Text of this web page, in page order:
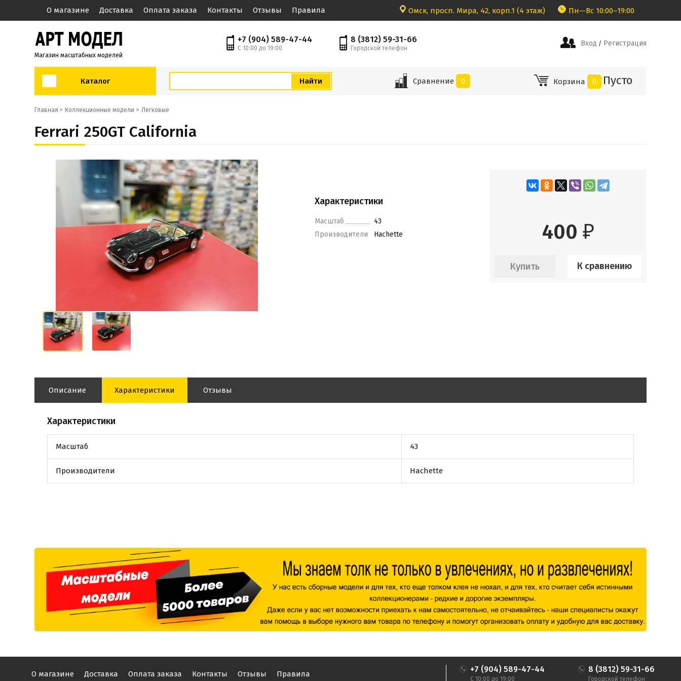
О магазине Доставка Оплата заказа Контакты Отзывы Правила Омск, просп. Мира, 42, корп.1 (4 этаж) Пн—Вс 10:00–19:00
Магазин масштабных моделей
+7 (904) 589-47-44
С 10:00 до 19:00
8 (3812) 59-31-66
Городской телефон
Вход / Регистрация
Каталог Сравнение 0 Корзина 0 Пусто
Главная > Коллекционные модели Легковые
Ferrari 250GT California
Характеристики
Масштаб
43
Производители
Hachette 400 ₽
К сравнению
Описание Характеристики Отзывы
Характеристики
Масштаб 43
Производители Hachette
О магазине Доставка Оплата заказа Контакты Отзывы Правила +7 (904) 589-47-44
С 10:00 до 19:00
8 (3812) 59-31-66
Городской телефон